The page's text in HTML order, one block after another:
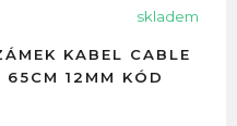
skladem
KABEL CABLE
65CM 12MM KÓD